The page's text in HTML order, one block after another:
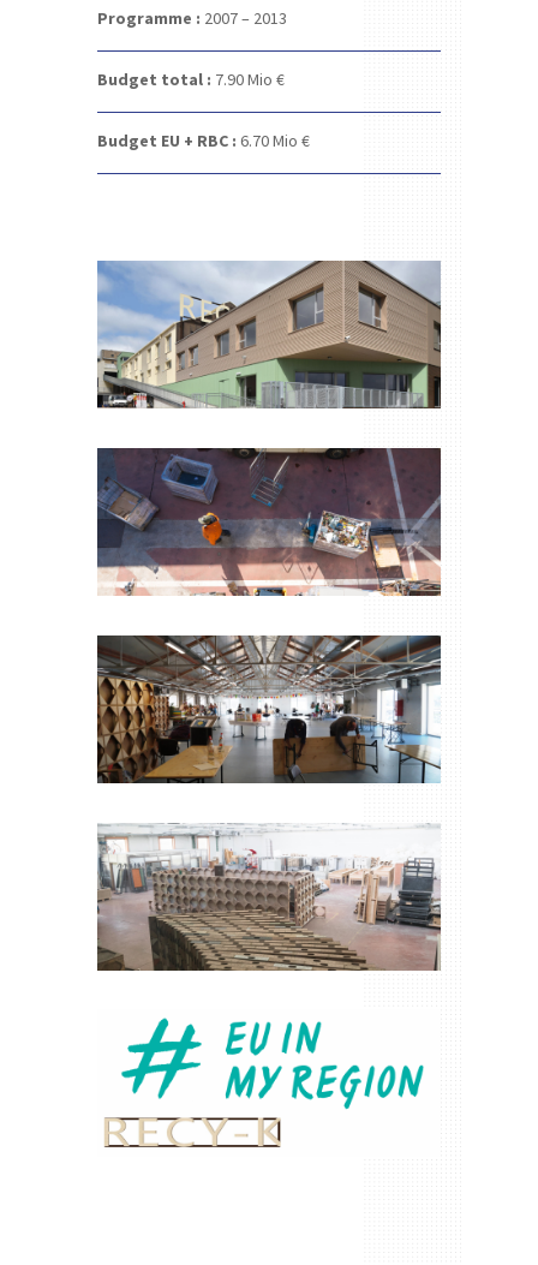
Programme : 2007 – 2013
Budget total : 7.90Mio €
Budget EU + RBC : 6.70Mio €